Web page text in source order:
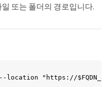
일 또는 폴더의 경로입니다.
--location "https://